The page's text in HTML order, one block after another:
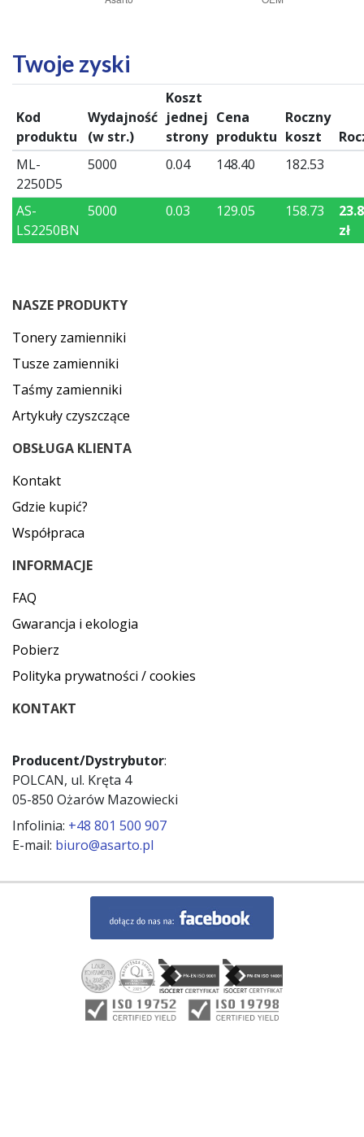
Twoje zyski
Kod
produktu
Wydajność
(w str.)
Koszt
jednej
strony
Cena
produktu
Roczny
koszt
ML-
2250D5
5000 0.04 148.40 182.53
AS-
LS2250BN
5000 0.03 129.05 158.73
23.8
zł
NASZE PRODUKTY
Tonery zamienniki
Tusze zamienniki
Taśmy zamienniki
Artykuły czyszczące
OBSŁUGA KLIENTA
Kontakt
Gdzie kupić?
Współpraca
INFORMACJE
FAQ
Gwarancja i ekologia
Pobierz
Polityka prywatności / cookies
KONTAKT
Producent/Dystrybutor:
POLCAN, ul. Kręta 4
05-850 Ożarów Mazowiecki
Infolinia: +48 801 500 907
E-mail: biuro@asarto.pl